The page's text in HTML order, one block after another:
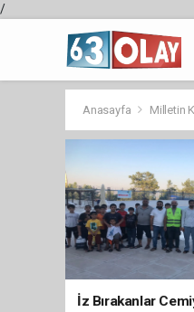
/
Anasayfa Milletin
İz Bırakanlar